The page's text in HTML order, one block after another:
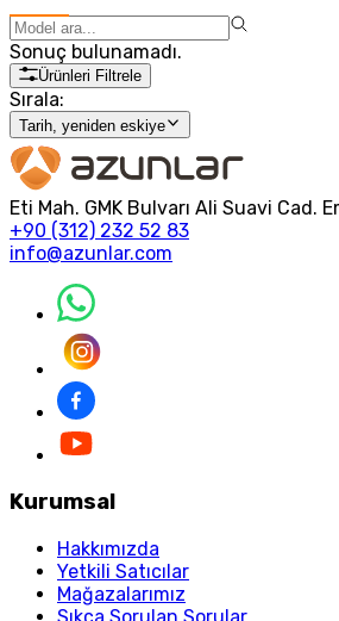
Sonuç bulunamadı.
Ürünleri Filtrele
Sırala:
Tarih, yeniden eskiye
Eti Mah. GMK Bulvarı Ali Suavi Cad.
+90 (312) 232 52 83
info@azunlar.com
Kurumsal
Hakkımızda
Yetkili Satıcılar
Mağazalarımız